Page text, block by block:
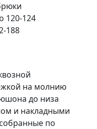
120-124
188
на молнию
до низа
и накладными
по